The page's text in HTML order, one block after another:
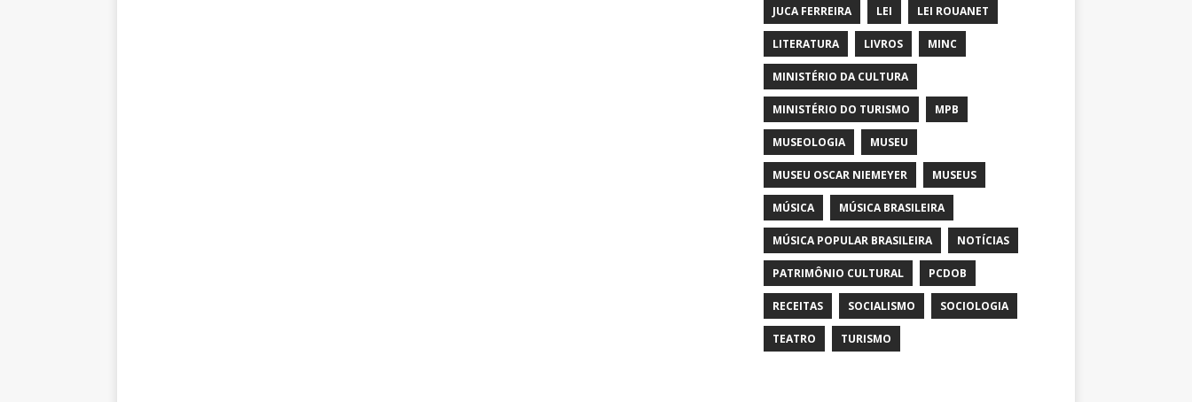
JUCA FERREIRA LEI LEI ROUANET
LITERATURA LIVROS MINC
MINISTÉRIO DA CULTURA
MINISTÉRIO DO TURISMO MPB
MUSEOLOGIA MUSEU
MUSEU OSCAR NIEMEYER MUSEUS
MÚSICA MÚSICA BRASILEIRA
MÚSICA POPULAR BRASILEIRA NOTÍCIAS
PATRIMÔNIO CULTURAL PCDOB
RECEITAS SOCIALISMO SOCIOLOGIA
TEATRO TURISMO